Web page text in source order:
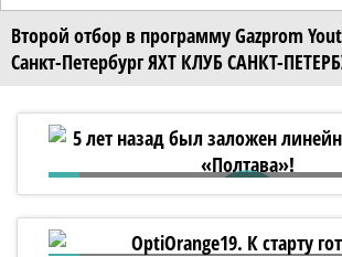
Второй отбор в программу Gazprom
Санкт-Петербург ЯХТ КЛУБ САНКТ-
5 лет назад был заложен
корабль «Полтава»!